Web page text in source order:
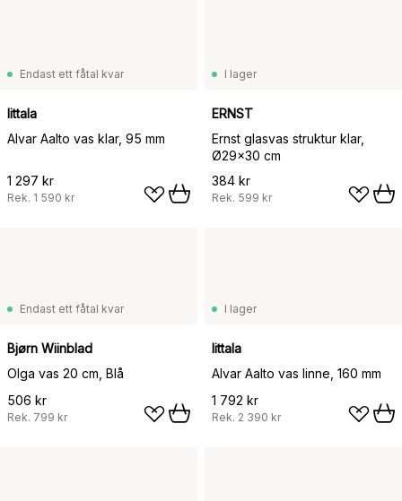
Endast ett fåtal kvar
Iittala
Alvar Aalto vas klar, 95 mm
1 297 kr
Rek. 1 590 kr
I lager
ERNST
Ernst glasvas struktur klar,
Ø29x30 cm
384 kr
Rek. 599 kr
Endast ett fåtal kvar
Bjørn Wiinblad
Olga vas 20 cm, Blå
506 kr
Rek. 799 kr
I lager
Iittala
Alvar Aalto vas linne, 160 mm
1 792 kr
Rek. 2 390 kr